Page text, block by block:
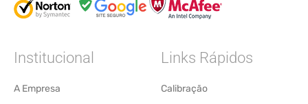
Institucional
A Empresa
Links Rápidos
Calibração